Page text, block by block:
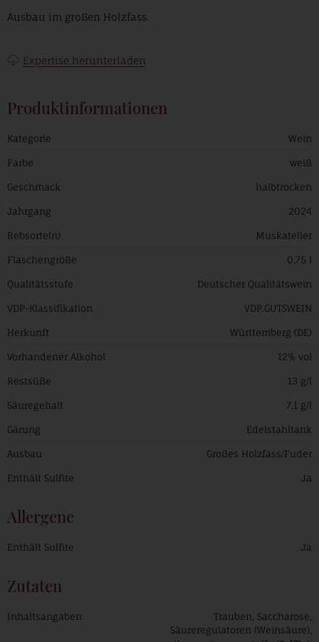
Ausbau im großen Holzfass.
Expertise herunterladen
Produktinformationen
Kategorie Wein
Farbe weiß
Geschmack halbtrocken
Jahrgang 2024
Rebsorte(n) Muskateller
Flaschengröße 0,75 l
Qualitätsstufe Deutscher Qualitätswein
VDP-Klassifikation VDP.GUTSWEIN
Herkunft Württemberg (DE)
Vorhandener Alkohol 12% vol
Restsüße 13 g/l
Säuregehalt 7,1 g/l
Gärung Edelstahltank
Ausbau Großes Holzfass/Fuder
Enthält Sulfite Ja
Allergene
Enthält Sulfite Ja
Zutaten
Inhaltsangaben
Trauben, Saccharose,
Säureregulatoren (Weinsäure),